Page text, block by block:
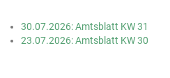
30.07.2026: Amtsblatt KW 31
23.07.2026: Amtsblatt KW 30